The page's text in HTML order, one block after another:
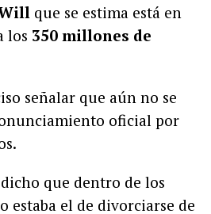
que se estima está en
los 350 millones de
señalar que aún no se
oficial por
que dentro de los
estaba el de divorciarse de